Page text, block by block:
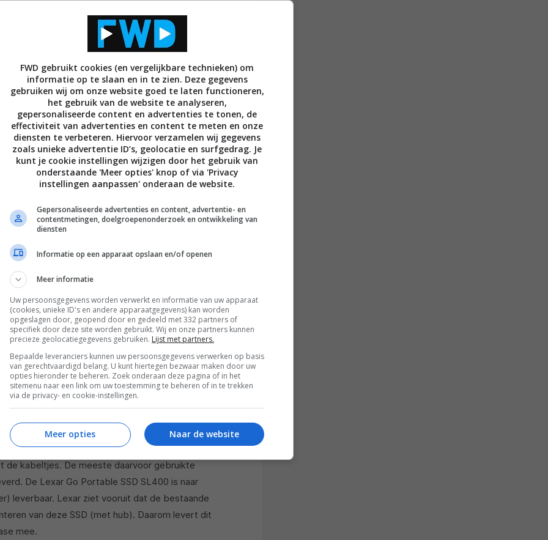
de USB 3.2 generatie twee connector. Deze
1.050 Megabytes en schrijfsnelheden van 1.000
genoeg voor 4K en 6K. In verreweg de meeste
play. Gewoon zonder kabeltjes er in steken.
de Lexar Go Portable SSD SL400 als een
hubmodule klik je met een connector vast aan
zodat je naast de AV uit/invoer tevens een
(powerbank) kunt aansluiten. Dat kan in de
de kabeltjes. De meeste daarvoor gebruikte
De Lexar Go Portable SSD SL400 is naar
leverbaar. Lexar ziet vooruit dat de bestaande
van deze SSD (met hub). Daarom levert dit
mee.
FWD gebruikt cookies (en vergelijkbare technieken) om
informatie op te slaan en in te zien. Deze gegevens
gebruiken wij om onze website goed te laten functioneren,
het gebruik van de website te analyseren,
gepersonaliseerde content en advertenties te tonen, de
effectiviteit van advertenties en content te meten en onze
diensten te verbeteren. Hiervoor verzamelen wij gegevens
zoals unieke advertentie ID’s, geolocatie en surfgedrag. Je
kunt je cookie instellingen wijzigen door het gebruik van
onderstaande 'Meer opties' knop of via 'Privacy
instellingen aanpassen' onderaan de website.
Gepersonaliseerde advertenties en content, advertentie- en
contentmetingen, doelgroepenonderzoek en ontwikkeling van
diensten
Informatie op een apparaat opslaan en/of openen
Meer informatie
Uw persoonsgegevens worden verwerkt en informatie van uw apparaat
(cookies, unieke ID's en andere apparaatgegevens) kan worden
opgeslagen door, geopend door en gedeeld met 332 partners of
specifiek door deze site worden gebruikt. Wij en onze partners kunnen
precieze geolocatiegegevens gebruiken. Lijst met partners.
Bepaalde leveranciers kunnen uw persoonsgegevens verwerken op basis
van gerechtvaardigd belang. U kunt hiertegen bezwaar maken door uw
opties hieronder te beheren. Zoek onderaan deze pagina of in het
sitemenu naar een link om uw toestemming te beheren of in te trekken
via de privacy- en cookie-instellingen.
Naar de website
Meer opties